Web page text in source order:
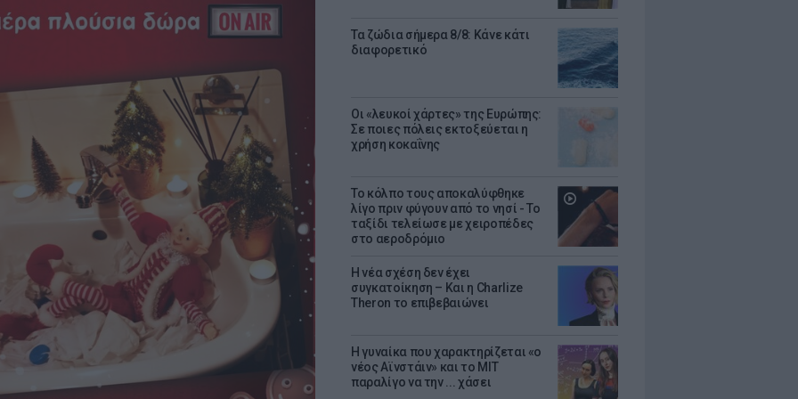
Τα ζώδια σήμερα 8/8: Κάνε κάτι
διαφορετικό
Οι «λευκοί χάρτες» της Ευρώπης:
Σε ποιες πόλεις εκτοξεύεται η
χρήση κοκαΐνης
Το κόλπο τους αποκαλύφθηκε
λίγο πριν φύγουν από το νησί - Το
ταξίδι τελείωσε με χειροπέδες
στο αεροδρόμιο
Η νέα σχέση δεν έχει
συγκατοίκηση – Και η Charlize
Theron το επιβεβαιώνει
Η γυναίκα που χαρακτηρίζεται «ο
νέος Αϊνστάιν» και το MIT
παραλίγο να την ... χάσει